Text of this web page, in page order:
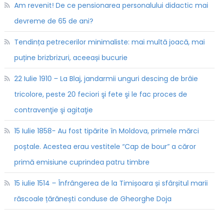
Am revenit! De ce pensionarea personalului didactic mai
devreme de 65 de ani?
Tendința petrecerilor minimaliste: mai multă joacă, mai
puține brizbrizuri, aceeași bucurie
22 Iulie 1910 – La Blaj, jandarmii unguri descing de brâie
tricolore, peste 20 feciori şi fete şi le fac proces de
contravenţie şi agitaţie
15 Iulie 1858- Au fost tipărite în Moldova, primele mărci
poștale. Acestea erau vestitele “Cap de bour” a căror
primă emisiune cuprindea patru timbre
15 iulie 1514 – Înfrângerea de la Timișoara și sfârșitul marii
răscoale țărănești conduse de Gheorghe Doja